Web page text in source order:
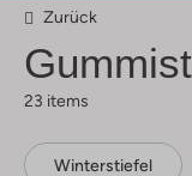
Zurück
23 items
Winterstiefel